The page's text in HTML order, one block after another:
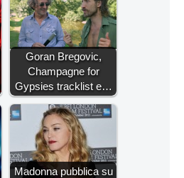
Goran Bregovic,
Champagne for
Gypsies tracklist e…
Madonna pubblica su